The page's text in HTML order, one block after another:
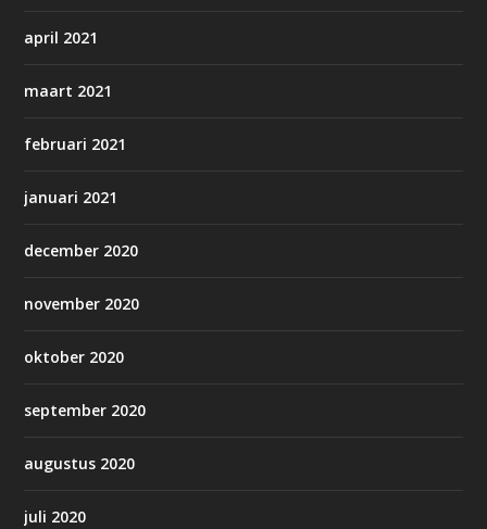
april 2021
maart 2021
februari 2021
januari 2021
december 2020
november 2020
oktober 2020
september 2020
augustus 2020
juli 2020